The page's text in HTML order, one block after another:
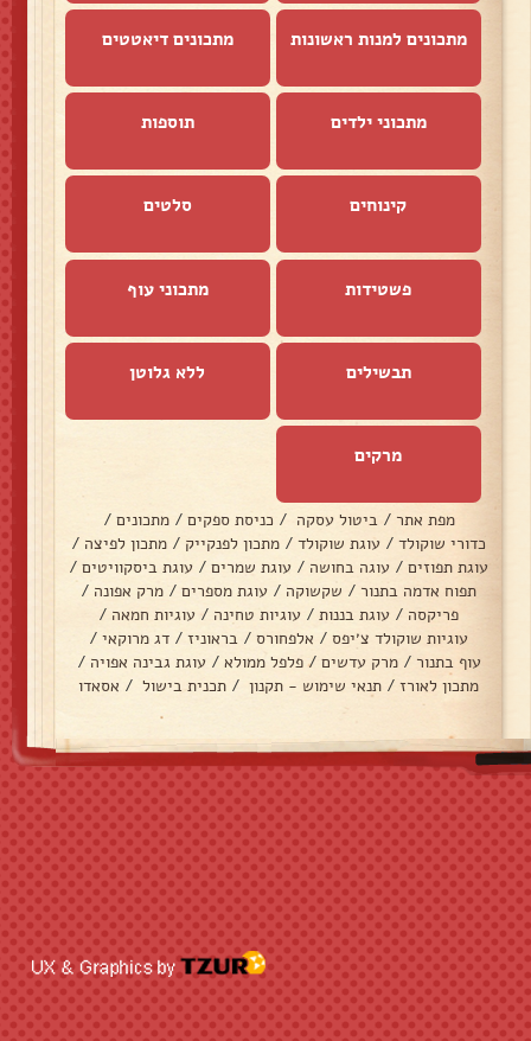
מתכונים למנות ראשונות מתכונים דיאטטים
מתכוני ילדים תוספות
קינוחים סלטים
פשטידות מתכוני עוף
תבשילים ללא גלוטן
מרקים
מפת אתר / ביטול עסקה / כניסת ספקים / מתכונים /
כדורי שוקולד / עוגת שוקולד / מתכון לפנקייק / מתכון לפיצה /
עוגת תפוזים / עוגה בחושה / עוגת שמרים / עוגת ביסקוויטים /
תפוח אדמה בתנור / שקשוקה / עוגת מספרים / מרק אפונה /
פריקסה / עוגת בננות / עוגיות טחינה / עוגיות חמאה /
עוגיות שוקולד צ׳יפס / אלפחורס / בראוניז / דג מרוקאי /
עוף בתנור / מרק עדשים / פלפל ממולא / עוגת גבינה אפויה /
מתכון לאורז / תנאי שימוש - תקנון / תכנית בישול / אסאדו